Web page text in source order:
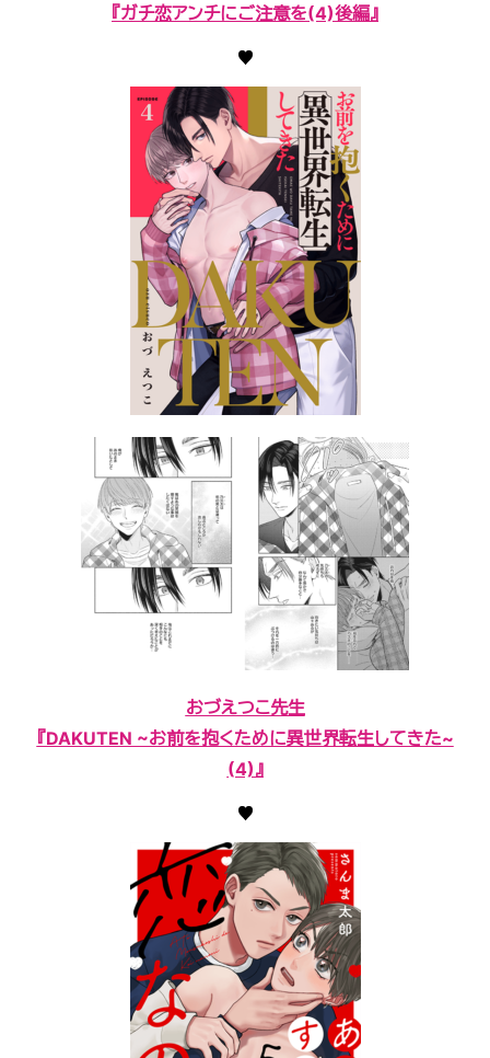
『ガチ恋アンチにご注意を(4)後編』
おづえつこ先生
『DAKUTEN ~お前を抱くために異世界転生してきた~
(4)』